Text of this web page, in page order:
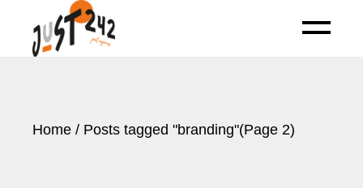
content
Home Posts tagged "branding"(Page 2)